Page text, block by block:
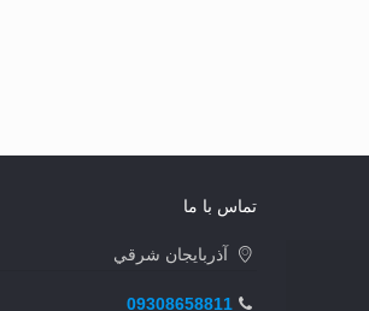
تماس با ما
آذربايجان شرقي
09308658811